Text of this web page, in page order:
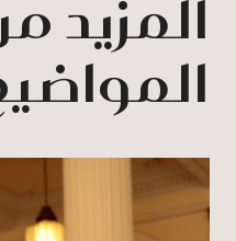
المواضيع